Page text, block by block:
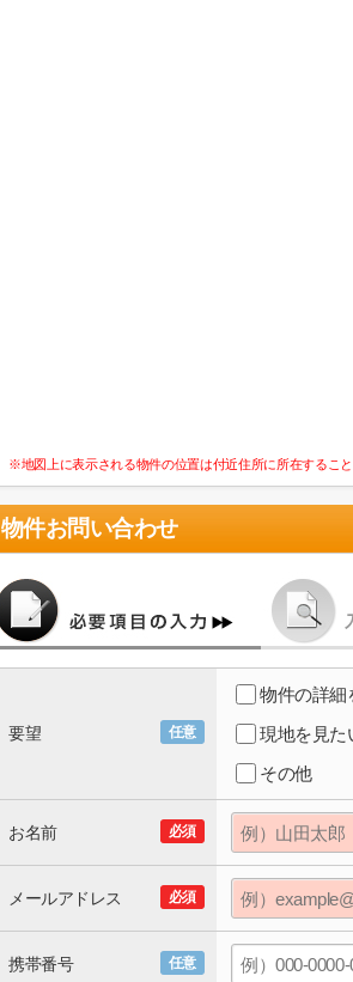
※地図上に表示される物件の位置は付近住所に所在するこ
物件お問い合わせ
任意
要望
物件の詳細
現地を見た
その他
必須
お名前
必須
メールアドレス
任意
携帯番号